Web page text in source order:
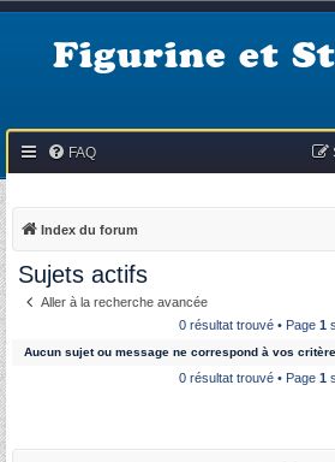
Figurine et
FAQ
Index du forum
Sujets actifs
Aller à la recherche avancée
0 résultat trouvé • Page 1
Aucun sujet ou message ne correspond à vos
0 résultat trouvé • Page 1